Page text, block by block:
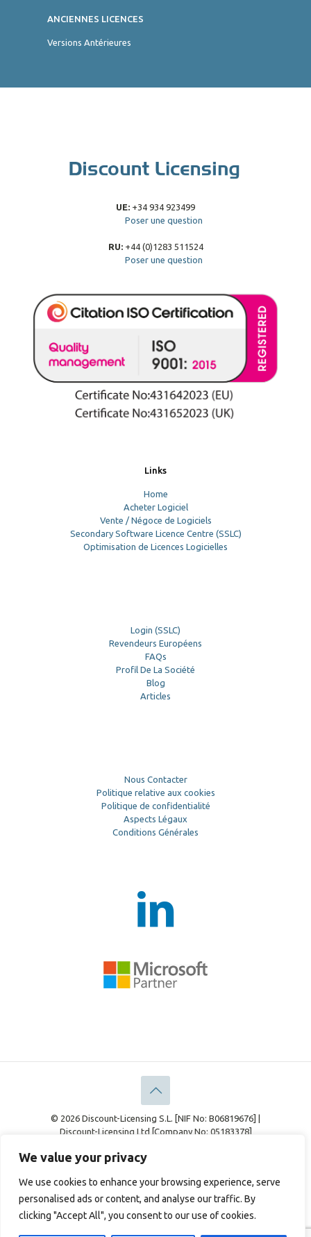
We value your privacy
We use cookies to enhance your browsing experience, serve
personalised ads or content, and analyse our traffic. By
clicking "Accept All", you consent to our use of cookies.
ANCIENNES LICENCES
Versions Antérieures
UE: +34 934 923499
Poser une question
RU:+44 (0)1283 511524
Poser une question
Links
Home
Acheter Logiciel
Vente / Négoce de Logiciels
Secondary Software Licence Centre (SSLC)
Optimisation de Licences Logicielles
Login (SSLC)
Revendeurs Européens
FAQs
Profil De La Société
Blog
Articles
Nous Contacter
Politique relative aux cookies
Politique de confidentialité
Aspects Légaux
Conditions Générales
© 2026 Discount-Licensing S.L. [NIF No: B06819676] |
Discount-Licensing Ltd [Company No: 05183378]
Aspects Légaux
Politique relative aux cookies